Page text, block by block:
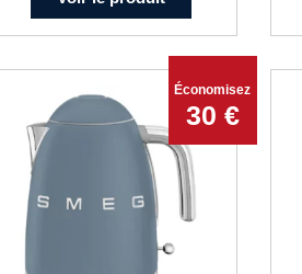
Économisez
30 €